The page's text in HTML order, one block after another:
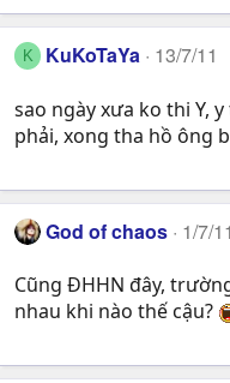
K KuKoTaYa 13/7/11
sao ngày xưa ko thi Y,
phải, xong tha hồ ông
God of chaos 1/7/11
Cũng ĐHHN đây,
nhau khi nào thế cậu?